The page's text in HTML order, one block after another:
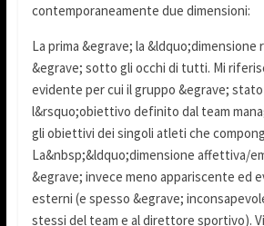
contemporaneamente due dimensioni:
La prima &egrave; la &ldquo;dimensione
&egrave; sotto gli occhi di tutti. Mi
evidente per cui il gruppo &egrave;
l&rsquo;obiettivo definito dal team
gli obiettivi dei singoli atleti che
La&nbsp;&ldquo;dimensione affettiva/
&egrave; invece meno appariscente ed
esterni (e spesso &egrave;
stessi del team e al direttore sportivo).